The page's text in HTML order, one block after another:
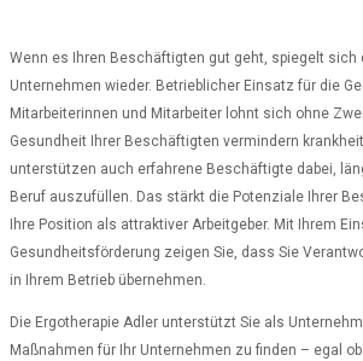
Wenn es Ihren Beschäftigten gut geht, spiegelt sich
Unternehmen wieder. Betrieblicher Einsatz für die
Mitarbeiterinnen und Mitarbeiter lohnt sich ohne
Gesundheit Ihrer Beschäftigten vermindern
unterstützen auch erfahrene Beschäftigte dabei,
Beruf auszufüllen. Das stärkt die Potenziale Ihrer
Ihre Position als attraktiver Arbeitgeber. Mit Ihrem
Gesundheitsförderung zeigen Sie, dass Sie
in Ihrem Betrieb übernehmen.
Die Ergotherapie Adler unterstützt Sie als
Maßnahmen für Ihr Unternehmen zu finden – egal